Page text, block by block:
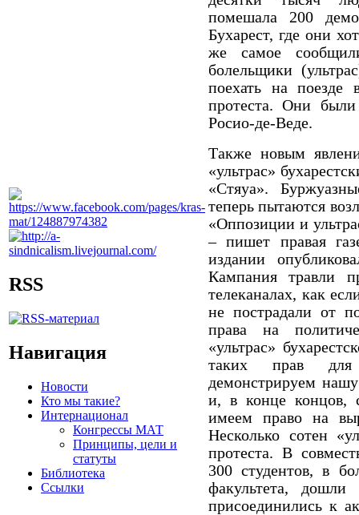
RSS
Навигация
Новости
Кто мы такие?
Интернационал
Конгрессы МАТ
Принципы, цели и
статуты
Библиотека
Ссылки
помешала 200
Бухарест, где они
же самое
болельщики
поехать на поезде
протеста. Они были
Росио-де-Веде.
Также новым
«ультрас»
«Стяуа».
теперь пытаются
«Оппозиции и
– пишет правая
издании
Кампания травли
телеканалах, как
не пострадали от
права на
«ультрас»
таких прав для
демонстрируем
и, в конце концов,
имеем право на
Несколько сотен
протеста. В
300 студентов, в
факультета,
присоединились к